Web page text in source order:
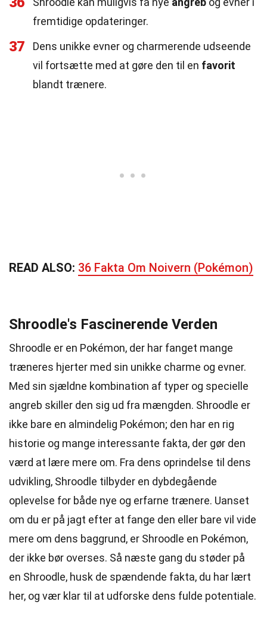
fremtidige opdateringer.
37
Dens unikke evner og charmerende udseende
vil fortsætte med at gøre den til en favorit
blandt trænere.
READ ALSO: 36 Fakta Om Noivern (Pokémon)
Shroodle's Fascinerende Verden
Shroodle er en Pokémon, der har fanget mange
træneres hjerter med sin unikke charme og evner.
Med sin sjældne kombination af typer og specielle
angreb skiller den sig ud fra mængden. Shroodle er
ikke bare en almindelig Pokémon; den har en rig
historie og mange interessante fakta, der gør den
værd at lære mere om. Fra dens oprindelse til dens
udvikling, Shroodle tilbyder en dybdegående
oplevelse for både nye og erfarne trænere. Uanset
om du er på jagt efter at fange den eller bare vil vide
mere om dens baggrund, er Shroodle en Pokémon,
der ikke bør overses. Så næste gang du støder på
en Shroodle, husk de spændende fakta, du har lært
her, og vær klar til at udforske dens fulde potentiale.